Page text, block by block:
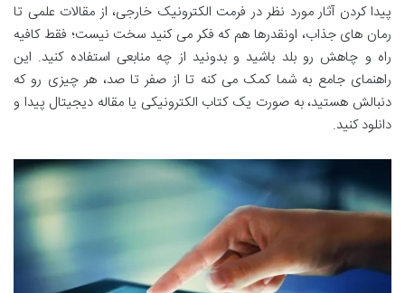
پیدا کردن آثار مورد نظر در فرمت الکترونیک خارجی، از مقالات علمی تا
رمان های جذاب، اونقدرها هم که فکر می کنید سخت نیست؛ فقط کافیه
راه و چاهش رو بلد باشید و بدونید از چه منابعی استفاده کنید. این
راهنمای جامع به شما کمک می کنه تا از صفر تا صد، هر چیزی رو که
دنبالش هستید، به صورت یک کتاب الکترونیکی یا مقاله دیجیتال پیدا و
دانلود کنید.